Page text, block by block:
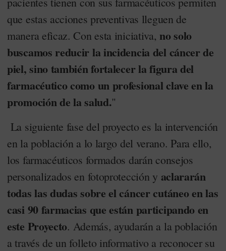
que estas acciones preventivas lleguen de
manera eficaz. Con esta iniciativa, no solo
buscamos reducir la incidencia del cáncer de
piel, sino también fortalecer la figura del
farmacéutico como un profesional clave en la
promoción de la salud."
La siguiente fase del proyecto es la intervención
en la población a lo largo del verano. Para ello,
los farmacéuticos formados darán consejos
personalizados en fotoprotección y aclararán
todas las dudas sobre el cáncer cutáneo en las
casi 90 farmacias que están participando en
este Proyecto. Además, ayudarán a la población
a través de un folleto informativo a reconocer su